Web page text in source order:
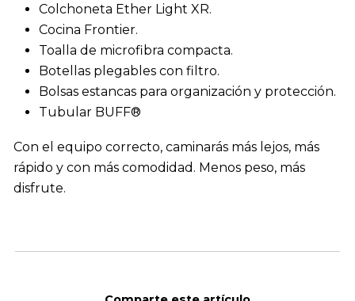
Colchoneta Ether Light XR.
Cocina Frontier.
Toalla de microfibra compacta.
Botellas plegables con filtro.
Bolsas estancas para organización y protección.
Tubular BUFF®
Con el equipo correcto, caminarás más lejos, más
rápido y con más comodidad. Menos peso, más
disfrute.